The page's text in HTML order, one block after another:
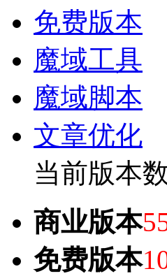
免费版本
魔域工具
魔域脚本
文章优化
当前版本
商业版本
免费版本